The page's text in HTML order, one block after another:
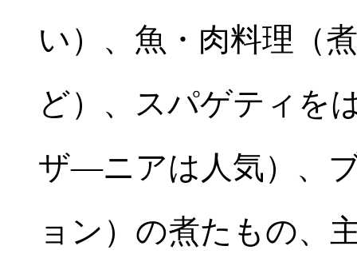
い）、魚・肉料理（
ど）、スパゲティを
ザ―ニアは人気）、
ョン）の煮たもの、